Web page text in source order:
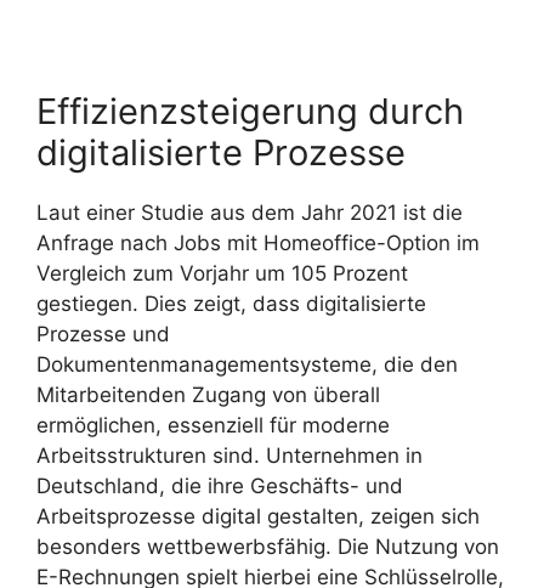
Effizienzsteigerung durch
digitalisierte Prozesse
Laut einer Studie aus dem Jahr 2021 ist die
Anfrage nach Jobs mit Homeoffice-Option im
Vergleich zum Vorjahr um 105 Prozent
gestiegen. Dies zeigt, dass digitalisierte
Prozesse und
Dokumentenmanagementsysteme, die den
Mitarbeitenden Zugang von überall
ermöglichen, essenziell für moderne
Arbeitsstrukturen sind. Unternehmen in
Deutschland, die ihre Geschäfts- und
Arbeitsprozesse digital gestalten, zeigen sich
besonders wettbewerbsfähig. Die Nutzung von
E-Rechnungen spielt hierbei eine Schlüsselrolle,